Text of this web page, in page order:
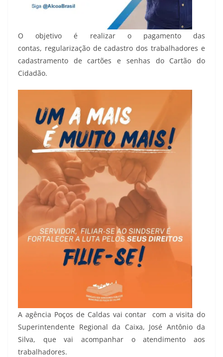
O objetivo é realizar o pagamento das
contas, regularização de cadastro dos trabalhadores e
cadastramento de cartões e senhas do Cartão do
Cidadão.
A agência Poços de Caldas vai contar com a visita do
Superintendente Regional da Caixa, José Antônio da
Silva, que vai acompanhar o atendimento aos
trabalhadores.